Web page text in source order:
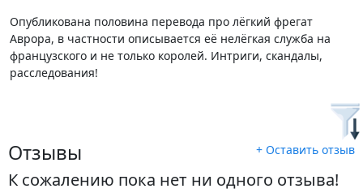
Опубликована половина перевода про лёгкий фрегат
Аврора, в частности описывается её нелёгкая служба на
французского и не только королей. Интриги, скандалы,
расследования!
Отзывы + Оставить отзыв
К сожалению пока нет ни одного отзыва!